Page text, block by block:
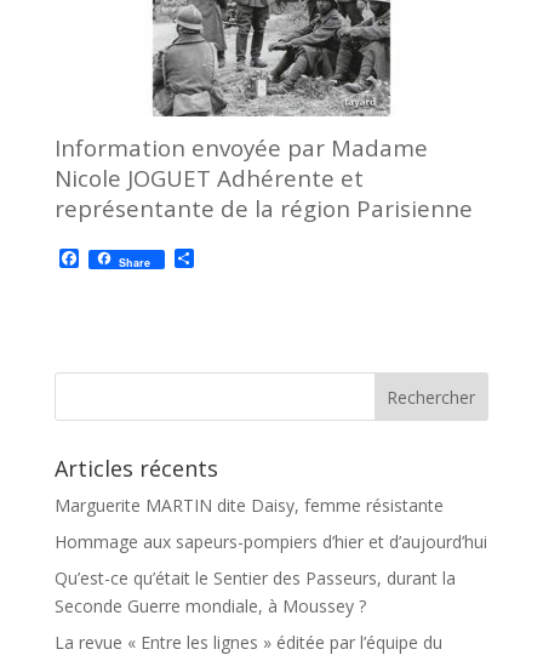
Information envoyée par Madame
Nicole JOGUET Adhérente et
représentante de la région Parisienne
F
a
o
Share P
e
Articles récents
Marguerite MARTIN dite Daisy, femme résistante
Hommage aux sapeurs-pompiers d’hier et d’aujourd’hui
Qu’est-ce qu’était le Sentier des Passeurs, durant la
Seconde Guerre mondiale, à Moussey ?
La revue « Entre les lignes » éditée par l’équipe du